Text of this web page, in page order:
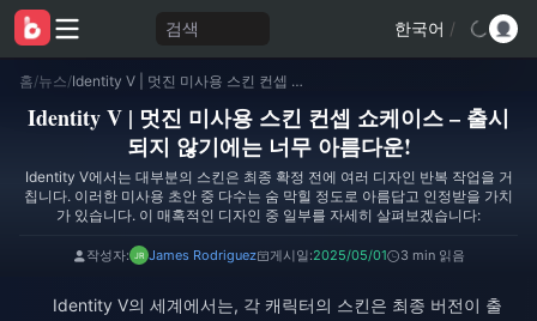
검색 한국어 /
홈/뉴스/ Identity V | 멋진 미사용 스킨 컨셉 쇼케이스 – 출시되지 않기에는 너무 아름다운!
Identity V | 멋진 미사용 스킨 컨셉 쇼케이스 – 출시
되지 않기에는 너무 아름다운!
Identity V에서는 대부분의 스킨은 최종 확정 전에 여러 디자인 반복 작업을 거
칩니다. 이러한 미사용 초안 중 다수는 숨 막힐 정도로 아름답고 인정받을 가치
가 있습니다. 이 매혹적인 디자인 중 일부를 자세히 살펴보겠습니다:​
작성자: James Rodriguez 게시일:2025/05/01 3 min 읽음
Identity V의 세계에서는, 각 캐릭터의 스킨은 최종 버전이 출